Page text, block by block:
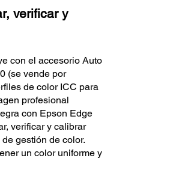
verificar y
con el accesorio Auto
(se vende por
de color ICC para
profesional
con Epson Edge
verificar y calibrar
gestión de color.
un color uniforme y